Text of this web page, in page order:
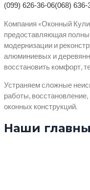
(099) 626-36-06(068) 636-
Компания «Оконный
предоставляющая
модернизации и
алюминиевых и
восстановить комфорт,
Устраняем сложные
работы,
оконных конструкций.
Наши